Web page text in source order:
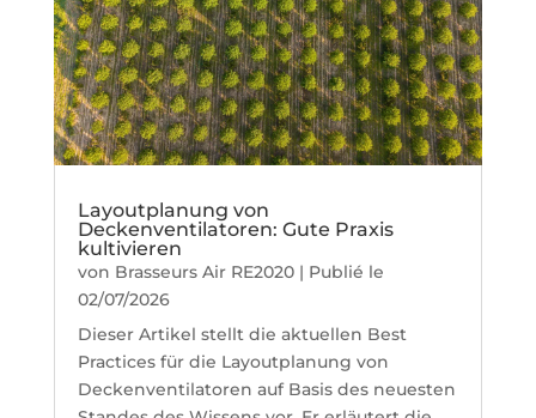
Layoutplanung von
Deckenventilatoren: Gute Praxis
kultivieren
von Brasseurs Air RE2020| Publié le
02/07/2026
Dieser Artikel stellt die aktuellen Best
Practices für die Layoutplanung von
Deckenventilatoren auf Basis des neuesten